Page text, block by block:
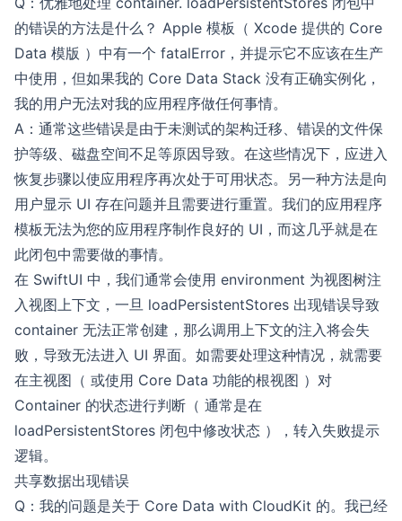
的错误的方法是什么？ Apple 模板（ Xcode 提供的 Core
Data 模版 ）中有一个 fatalError，并提示它不应该在生产
中使用，但如果我的 Core Data Stack 没有正确实例化，
我的用户无法对我的应用程序做任何事情。
A：通常这些错误是由于未测试的架构迁移、错误的文件保
护等级、磁盘空间不足等原因导致。在这些情况下，应进入
恢复步骤以使应用程序再次处于可用状态。另一种方法是向
用户显示 UI 存在问题并且需要进行重置。我们的应用程序
模板无法为您的应用程序制作良好的 UI，而这几乎就是在
此闭包中需要做的事情。
在 SwiftUI 中，我们通常会使用 environment 为视图树注
入视图上下文，一旦 loadPersistentStores 出现错误导致
container 无法正常创建，那么调用上下文的注入将会失
败，导致无法进入 UI 界面。如需要处理这种情况，就需要
在主视图（ 或使用 Core Data 功能的根视图 ）对
Container 的状态进行判断（ 通常是在
loadPersistentStores 闭包中修改状态 ），转入失败提示
逻辑。
共享数据出现错误
Q：我的问题是关于 Core Data with CloudKit 的。我已经